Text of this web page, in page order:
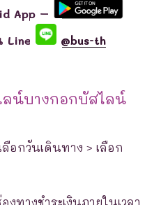
App –
Line
@bus-th
ลน์บางกอกบัสไลน์
อกวันเดินทาง > เลือก
งทางชำระเงินภายในเวลา